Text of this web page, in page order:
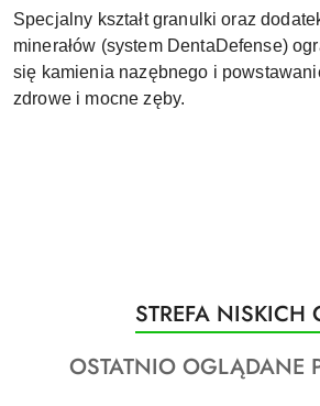
Specjalny kształt granulki oraz
minerałów (system DentaDefense)
się kamienia nazębnego i
zdrowe i mocne zęby.
Pomiń karuzelę produktów
Produkty
o
statusie:
STREFA NISKICH
Produkty
OSTATNIO OGLĄDANE